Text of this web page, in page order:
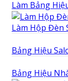
Làm Bảng
Làm Hộp Đèn
Bảng Hiệu
Bảng Hiệu